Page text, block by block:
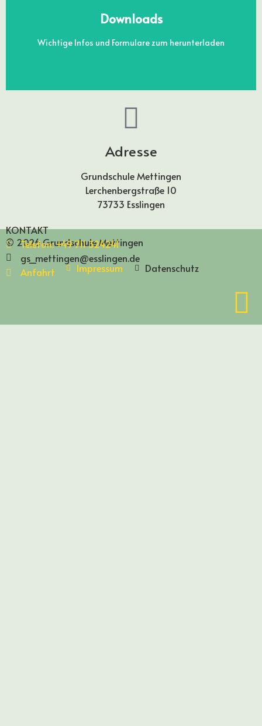
Downloads
Wichtige Infos und Formulare zum herunterladen
DOWNLOADS
Adresse
Grundschule Mettingen
Lerchenbergstraße 10
73733 Esslingen
KONTAKT
Telefon: +49 711 324241
gs_mettingen@esslingen.de
Anfahrt
© 2026 Grundschule Mettingen
Impressum
Datenschutz